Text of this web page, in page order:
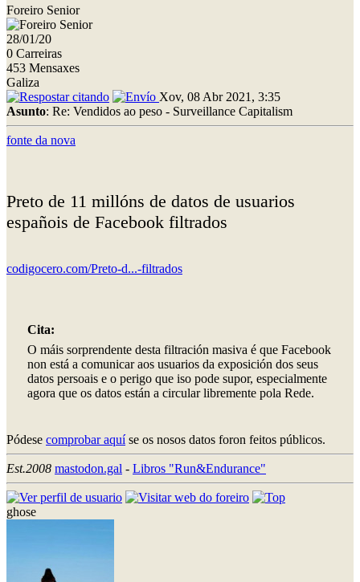
Foreiro Senior
28/01/20
0 Carreiras
453 Mensaxes
Galiza
Xov, 08 Abr 2021, 3:35
Asunto: Re: Vendidos ao peso - Surveillance Capitalism
fonte da nova
Preto de 11 millóns de datos de usuarios
españois de Facebook filtrados
codigocero.com/Preto-d...-filtrados
Cita:
O máis sorprendente desta filtración masiva é que Facebook
non está a comunicar aos usuarios da exposición dos seus
datos persoais e o perigo que iso pode supor, especialmente
agora que os datos están a circular libremente pola Rede.
Pódese comprobar aquíse os nosos datos foron feitos públicos.
Est.2008 mastodon.gal - Libros "Run&Endurance"
ghose